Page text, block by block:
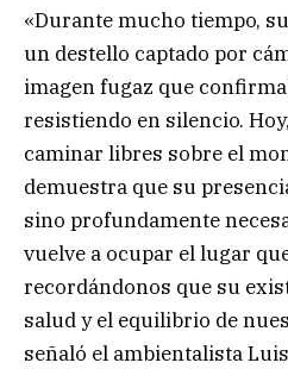
«Durante mucho tiempo,
un destello captado por
imagen fugaz que
resistiendo en silencio.
caminar libres sobre el
demuestra que su
sino profundamente
vuelve a ocupar el lugar
recordándonos que su
salud y el equilibrio de
señaló el ambientalista